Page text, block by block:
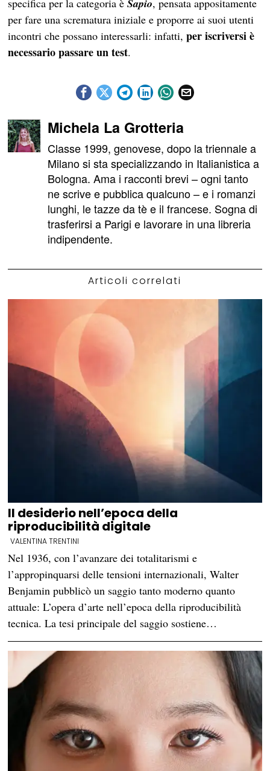
specifica per la categoria èSapio, pensata appositamente
per fare una scrematura iniziale e proporre ai suoi utenti
incontri che possano interessarli: infatti,per iscriversi è
necessario passare un test.
Michela La Grotteria
Classe 1999, genovese, dopo la triennale a
Milano si sta specializzando in Italianistica a
Bologna. Ama i racconti brevi – ogni tanto
ne scrive e pubblica qualcuno – e i romanzi
lunghi, le tazze da tè e il francese. Sogna di
trasferirsi a Parigi e lavorare in una libreria
indipendente.
Articoli correlati
Il desiderio nell’epoca della
riproducibilità digitale
VALENTINA TRENTINI
Nel 1936, con l’avanzare dei totalitarismi e
l’appropinquarsi delle tensioni internazionali, Walter
Benjamin pubblicò un saggio tanto moderno quanto
attuale: L’opera d’arte nell’epoca della riproducibilità
tecnica. La tesi principale del saggio sostiene…